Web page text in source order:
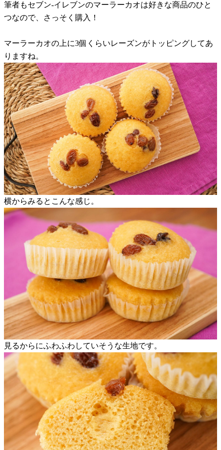
筆者もセブン-イレブンのマーラーカオは好きな商品のひと
つなので、さっそく購入！
マーラーカオの上に3個くらいレーズンがトッピングしてあ
りますね。
横からみるとこんな感じ。
見るからにふわふわしていそうな生地です。